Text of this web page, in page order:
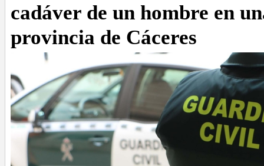
cadáver de un hombre en
provincia de Cáceres